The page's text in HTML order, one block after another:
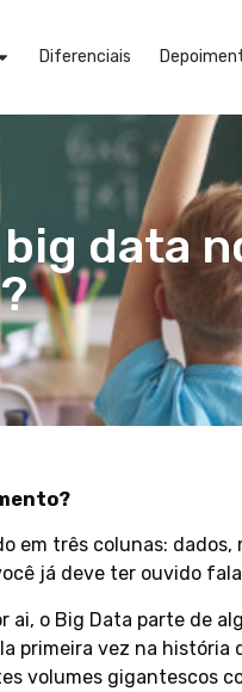
Diferenciais
data
em três colunas:
já deve ter ouvido
o Big Data parte de
primeira vez na história
volumes gigantescos